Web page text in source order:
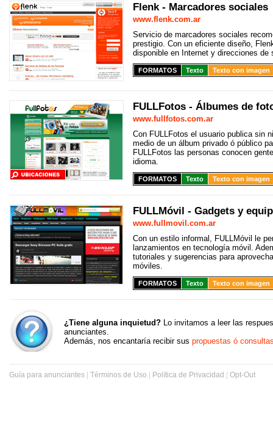
Flenk - Marcadores sociales
www.flenk.com.ar
Servicio de marcadores sociales
prestigio. Con un eficiente diseño,
disponible en Internet y direcciones de
FORMATOS Texto Texto con imagen
FULLFotos - Álbumes de
www.fullfotos.com.ar
Con FULLFotos el usuario publica sin
medio de un álbum privado ó público
FULLFotos las personas conocen
idioma.
FORMATOS Texto Texto con imagen
FULLMóvil - Gadgets y
www.fullmovil.com.ar
Con un estilo informal, FULLMóvil le
lanzamientos en tecnología móvil.
tutoriales y sugerencias para
móviles.
FORMATOS Texto Texto con imagen
¿Tiene alguna inquietud? Lo invitamos a leer las
anunciantes.
Además, nos encantaría recibir sus propuestas ó
Guía para anunciantes Términos de Uso Política de Privacidad Opt-Out